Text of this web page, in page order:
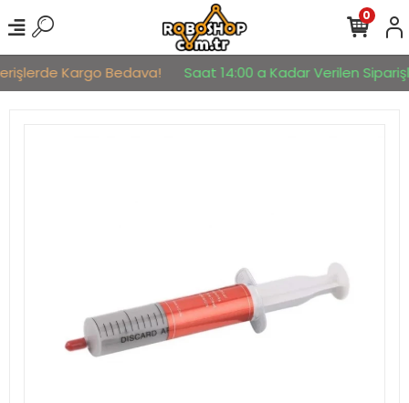
Kargo Bedava! Saat 14:00 a Kadar Verilen
0